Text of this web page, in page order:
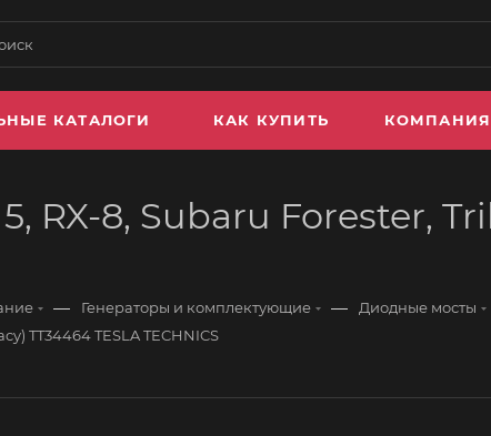
КАТАЛОГИ КАК КУПИТЬ КОМПАНИЯ
RX-8, Subaru Forester,
— Генераторы и комплектующие — Диодные мосты
TT34464 TESLA TECHNICS